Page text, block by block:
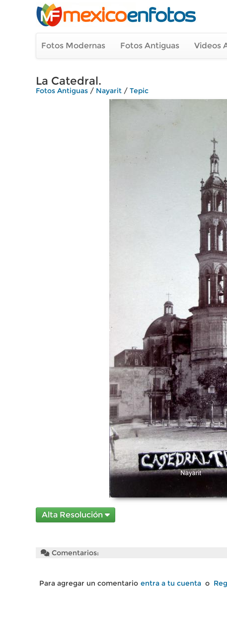
Fotos Modernas Fotos Antiguas Videos
La Catedral.
Fotos Antiguas / Nayarit / Tepic
Alta Resolución
Comentarios:
Para agregar un comentario entra a tu cuenta o